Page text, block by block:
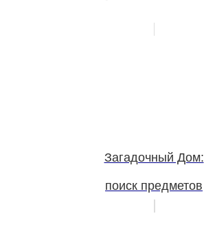
Загадочный Дом:
поиск предметов